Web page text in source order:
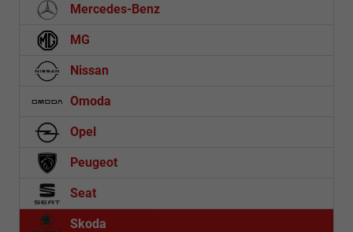
Mercedes-Benz
MG
Nissan
Omoda
Opel
Peugeot
Seat
Skoda